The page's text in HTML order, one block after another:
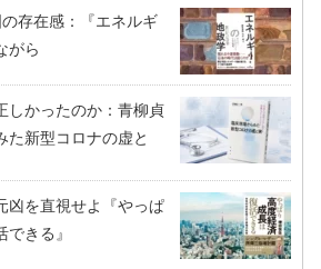
存在感：『エネルギ
がら
しかったのか：青柳貞
た新型コロナの虚と
凶を直視せよ『やっぱ
きる』